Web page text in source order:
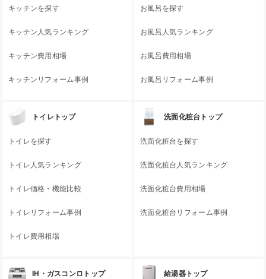
キッチンを探す
キッチン人気ランキング
キッチン費用相場
キッチンリフォーム事例
お風呂を探す
お風呂人気ランキング
お風呂費用相場
お風呂リフォーム事例
トイレトップ
トイレを探す
トイレ人気ランキング
トイレ価格・機能比較
トイレリフォーム事例
トイレ費用相場
洗面化粧台トップ
洗面化粧台を探す
洗面化粧台人気ランキング
洗面化粧台費用相場
洗面化粧台リフォーム事例
IH・ガスコンロトップ 給湯器トップ